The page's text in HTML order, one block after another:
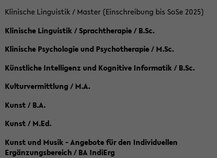
Klinische Linguistik / Master (Einschreibung bis SoSe 2025)
Klinische Linguistik / Sprachtherapie / B.Sc.
Klinische Psychologie und Psychotherapie / M.Sc.
Künstliche Intelligenz und Kognitive Informatik / B.Sc.
Kulturvermittlung / M.A.
Kunst / B.A.
Kunst / M.Ed.
Kunst und Musik - Angebote für den Individuellen
Ergänzungsbereich / BA IndiErg